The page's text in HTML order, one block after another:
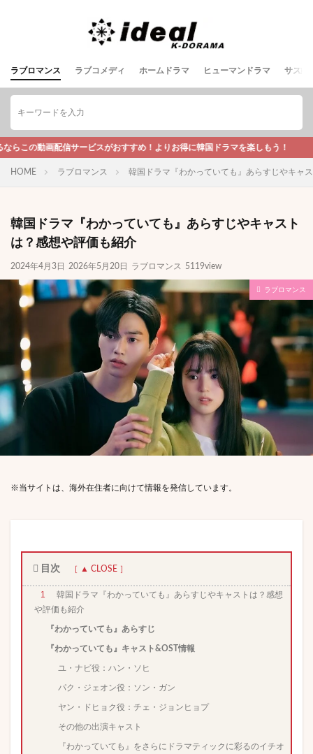
ラブロマンス ラブコメディ ホームドラマ ヒューマンドラマ サスペ
ビスがおすすめ！よりお得に韓国ドラマを楽しもう！
HOME ラブロマンス 韓国ドラマ『わかっていても』あらすじやキャ
韓国ドラマ『わかっていても』あらすじやキャスト
は？感想や評価も紹介
2024年4月3日 2026年5月20日 ラブロマンス 5119view
ラブロマンス
※当サイトは、海外在住者に向けて情報を発信しています。
目次
1
韓国ドラマ『わかっていても』あらすじやキャストは？感想
や評価も紹介
『わかっていても』あらすじ
『わかっていても』キャスト&OST情報
ユ・ナビ役：ハン・ソヒ
パク・ジェオン役：ソン・ガン
ヤン・ドヒョク役：チェ・ジョンヒョプ
その他の出演キャスト
『わかっていても』をさらにドラマティックに彩るのイチオ